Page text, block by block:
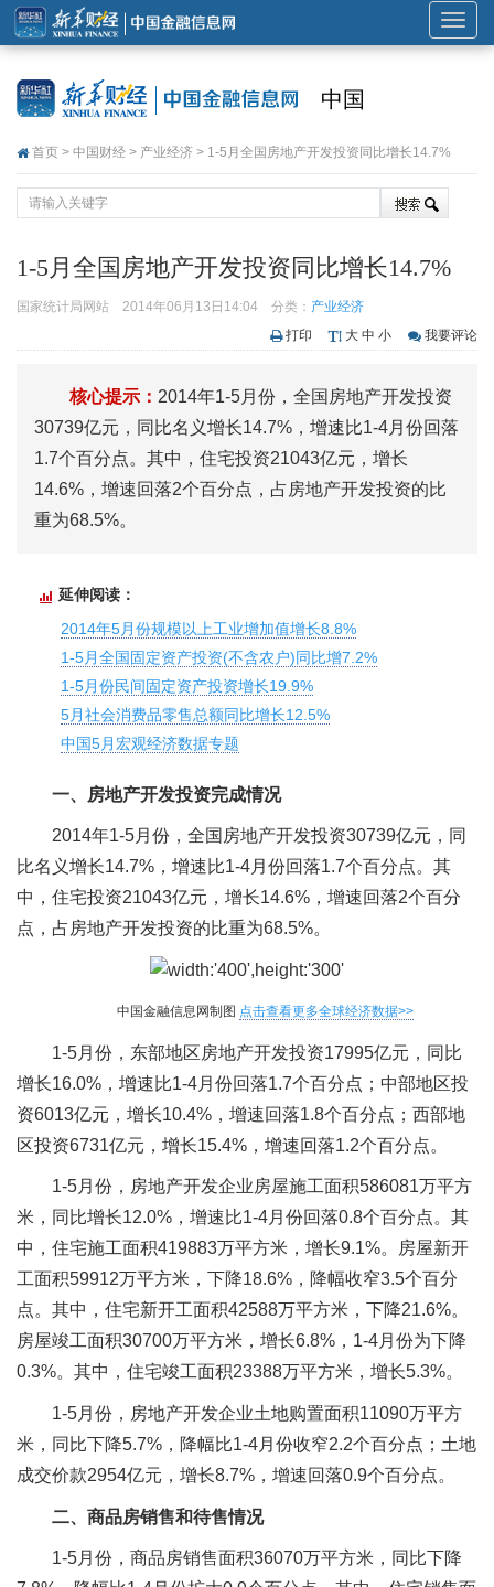
展
开
中国
首页 > 中国财经 > 产业经济 > 1-5月全国房地产开发投资同比增长14.7%
1-5月全国房地产开发投资同比增长14.7%
国家统计局网站 2014年06月13日14:04 分类： 产业经济
打印
大 中 小 我要评论
核心提示： 2014年1-5月份，全国房地产开发投资
30739亿元，同比名义增长14.7%，增速比1-4月份回落
1.7个百分点。其中，住宅投资21043亿元，增长
14.6%，增速回落2个百分点，占房地产开发投资的比
重为68.5%。
延伸阅读：
2014年5月份规模以上工业增加值增长8.8%
1-5月全国固定资产投资(不含农户)同比增7.2%
1-5月份民间固定资产投资增长19.9%
5月社会消费品零售总额同比增长12.5%
中国5月宏观经济数据专题
一、房地产开发投资完成情况
2014年1-5月份，全国房地产开发投资30739亿元，同
比名义增长14.7%，增速比1-4月份回落1.7个百分点。其
中，住宅投资21043亿元，增长14.6%，增速回落2个百分
点，占房地产开发投资的比重为68.5%。
中国金融信息网制图 点击查看更多全球经济数据>>
1-5月份，东部地区房地产开发投资17995亿元，同比
增长16.0%，增速比1-4月份回落1.7个百分点；中部地区投
资6013亿元，增长10.4%，增速回落1.8个百分点；西部地
区投资6731亿元，增长15.4%，增速回落1.2个百分点。
1-5月份，房地产开发企业房屋施工面积586081万平方
米，同比增长12.0%，增速比1-4月份回落0.8个百分点。其
中，住宅施工面积419883万平方米，增长9.1%。房屋新开
工面积59912万平方米，下降18.6%，降幅收窄3.5个百分
点。其中，住宅新开工面积42588万平方米，下降21.6%。
房屋竣工面积30700万平方米，增长6.8%，1-4月份为下降
0.3%。其中，住宅竣工面积23388万平方米，增长5.3%。
1-5月份，房地产开发企业土地购置面积11090万平方
米，同比下降5.7%，降幅比1-4月份收窄2.2个百分点；土地
成交价款2954亿元，增长8.7%，增速回落0.9个百分点。
二、商品房销售和待售情况
1-5月份，商品房销售面积36070万平方米，同比下降